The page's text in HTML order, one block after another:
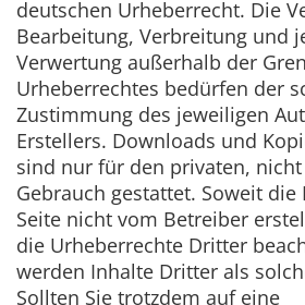
deutschen Urheberrecht. Die
Bearbeitung, Verbreitung und
Verwertung außerhalb der
Urheberrechtes bedürfen der
Zustimmung des jeweiligen
Erstellers. Downloads und
sind nur für den privaten,
Gebrauch gestattet. Soweit
Seite nicht vom Betreiber
die Urheberrechte Dritter
werden Inhalte Dritter als
Sollten Sie trotzdem auf eine